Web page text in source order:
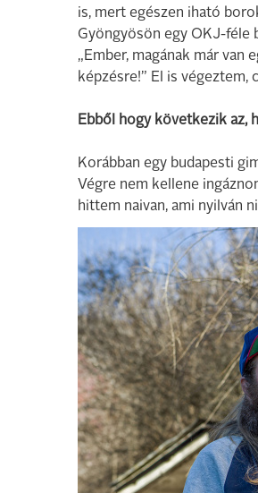
is, mert egészen iható
Gyöngyösön egy OKJ-féle
„Ember, magának már van
képzésre!” El is végeztem,
Ebből hogy következik az,
Korábban egy budapesti
Végre nem kellene
hittem naivan, ami nyilván